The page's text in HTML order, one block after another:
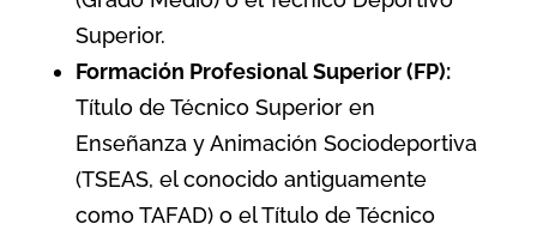
Superior.
Formación Profesional Superior (FP):
Título de Técnico Superior en
Enseñanza y Animación Sociodeportiva
(TSEAS, el conocido antiguamente
como TAFAD) o el Título de Técnico